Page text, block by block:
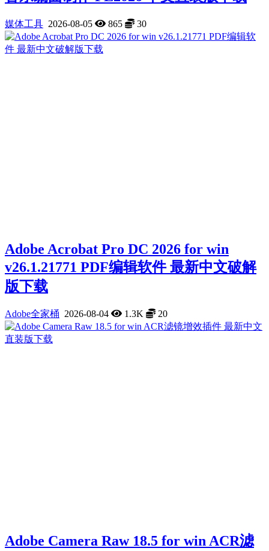
媒体工具 2026-08-05 865 30
Adobe Acrobat Pro DC 2026 for win
v26.1.21771 PDF编辑软件 最新中文破解
版下载
Adobe全家桶 2026-08-04 1.3K 20
Adobe Camera Raw 18.5 for win ACR滤